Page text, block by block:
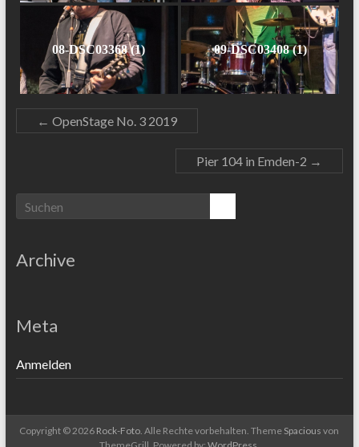
08-DSC03368 (1) 09-DSC03408 (1)
← OpenStage No. 3 2019
Pier 104 in Emden-2 →
Archive
Meta
Anmelden
Copyright © 2026 Rock-Foto. Alle Rechte vorbehalten. Theme Spacious von